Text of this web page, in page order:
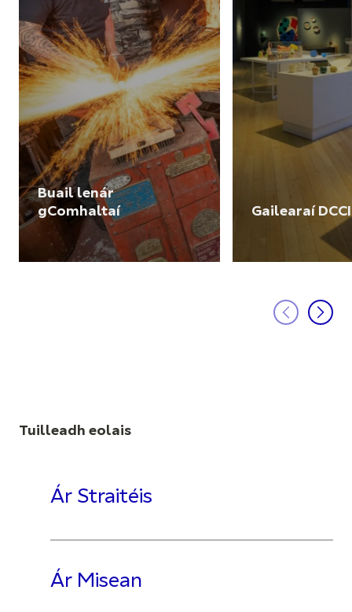
Buail lenár
gComhaltaí
Gailearaí DCCI
Tuilleadh eolais
Ár Straitéis
Ár Misean